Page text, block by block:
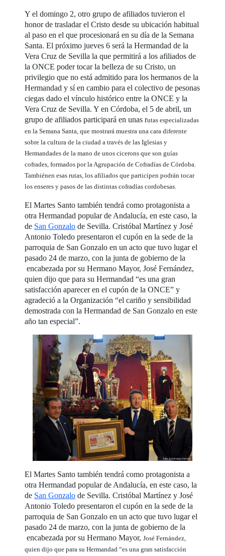
Y el domingo 2, otro grupo de afiliados tuvieron el
honor de trasladar el Cristo desde su ubicación habitual
al paso en el que procesionará en su día de la Semana
Santa. El próximo jueves 6 será la Hermandad de la
Vera Cruz de Sevilla la que permitirá a los afiliados de
la ONCE poder tocar la belleza de su Cristo, un
privilegio que no está admitido para los hermanos de la
Hermandad y sí en cambio para el colectivo de pesonas
ciegas dado el vínculo histórico entre la ONCE y la
Vera Cruz de Sevilla. Y en Córdoba, el 5 de abril, un
grupo de afiliados participará en unas rutas especializadas
en la Semana Santa, que mostrará muestra una cara diferente
sobre la cultura de la ciudad a través de las Iglesias y
Hermandades de la mano de unos cicerons que son guías
cofrades, formados por la Agrupación de Cofradías de Córdoba.
Tambiénen esas rutas, los afiliados que participen podrán tocar
los enseres y pasos de las distintas cofradías cordobesas.
El Martes Santo también tendrá como protagonista a
otra Hermandad popular de Andalucía, en este caso, la
de San Gonzalo de Sevilla. Cristóbal Martínez y José
Antonio Toledo presentaron el cupón en la sede de la
parroquia de San Gonzalo en un acto que tuvo lugar el
pasado 24 de marzo, con la junta de gobierno de la
encabezada por su Hermano Mayor, José Fernández,
quien dijo que para su Hermandad “es una gran
satisfacción aparecer en el cupón de la ONCE” y
agradeció a la Organización “el cariño y sensibilidad
demostrada con la Hermandad de San Gonzalo en este
año tan especial”.
El Martes Santo también tendrá como protagonista a
otra Hermandad popular de Andalucía, en este caso, la
de San Gonzalo de Sevilla. Cristóbal Martínez y José
Antonio Toledo presentaron el cupón en la sede de la
parroquia de San Gonzalo en un acto que tuvo lugar el
pasado 24 de marzo, con la junta de gobierno de la
encabezada por su Hermano Mayor,José Fernández,
quien dijo que para su Hermandad “es una gran satisfacción